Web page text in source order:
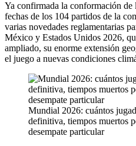
Ya confirmada la conformación
fechas de los 104 partidos de la
varias novedades reglamentarias
México y Estados Unidos 2026,
ampliado, su enorme extensión
el juego a nuevas condiciones
Mundial 2026: cuántos
definitiva, tiempos muertos
desempate particular